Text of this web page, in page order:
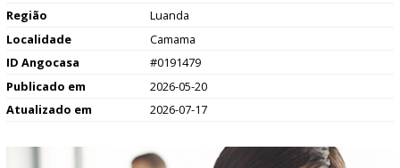
Região
Luanda
Localidade
Camama
ID Angocasa
#0191479
Publicado em
2026-05-20
Atualizado em
2026-07-17